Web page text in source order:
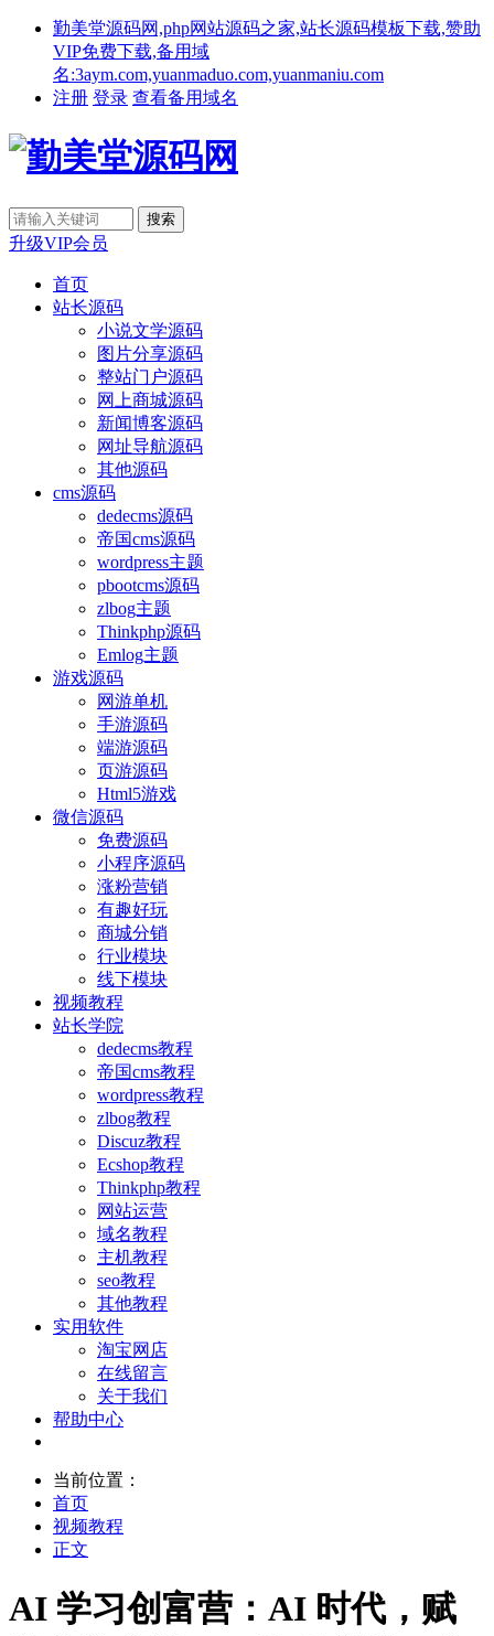
勤美堂源码网,php网站源码之家,站长源码模板下载,赞助
VIP免费下载,备用域
名:3aym.com,yuanmaduo.com,yuanmaniu.com
注册 登录 查看备用域名
升级VIP会员
首页
站长源码
小说文学源码
图片分享源码
整站门户源码
网上商城源码
新闻博客源码
网址导航源码
其他源码
cms源码
dedecms源码
帝国cms源码
wordpress主题
pbootcms源码
zlbog主题
Thinkphp源码
Emlog主题
游戏源码
网游单机
手游源码
端游源码
页游源码
Html5游戏
微信源码
免费源码
小程序源码
涨粉营销
有趣好玩
商城分销
行业模块
线下模块
视频教程
站长学院
dedecms教程
帝国cms教程
wordpress教程
zlbog教程
Discuz教程
Ecshop教程
Thinkphp教程
网站运营
域名教程
主机教程
seo教程
其他教程
实用软件
淘宝网店
在线留言
关于我们
帮助中心
当前位置：
首页
视频教程
正文
AI 学习创富营：AI 时代，赋